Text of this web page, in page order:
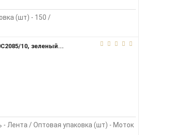
(шт) - 150 /
10, зеленый...
- Лента / Оптовая упаковка (шт) - Моток